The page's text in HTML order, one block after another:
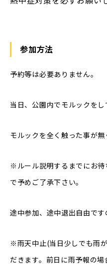
参加方法
予約等は必要ありません。
当日、公園内でモルックを
モルックを全く触った事が
※ルール説明するまでにお
で予めご了承下さい。
途中参加、途中退出自由で
※雨天中止(当日少しでも雨
だきます。前日に雨予報の